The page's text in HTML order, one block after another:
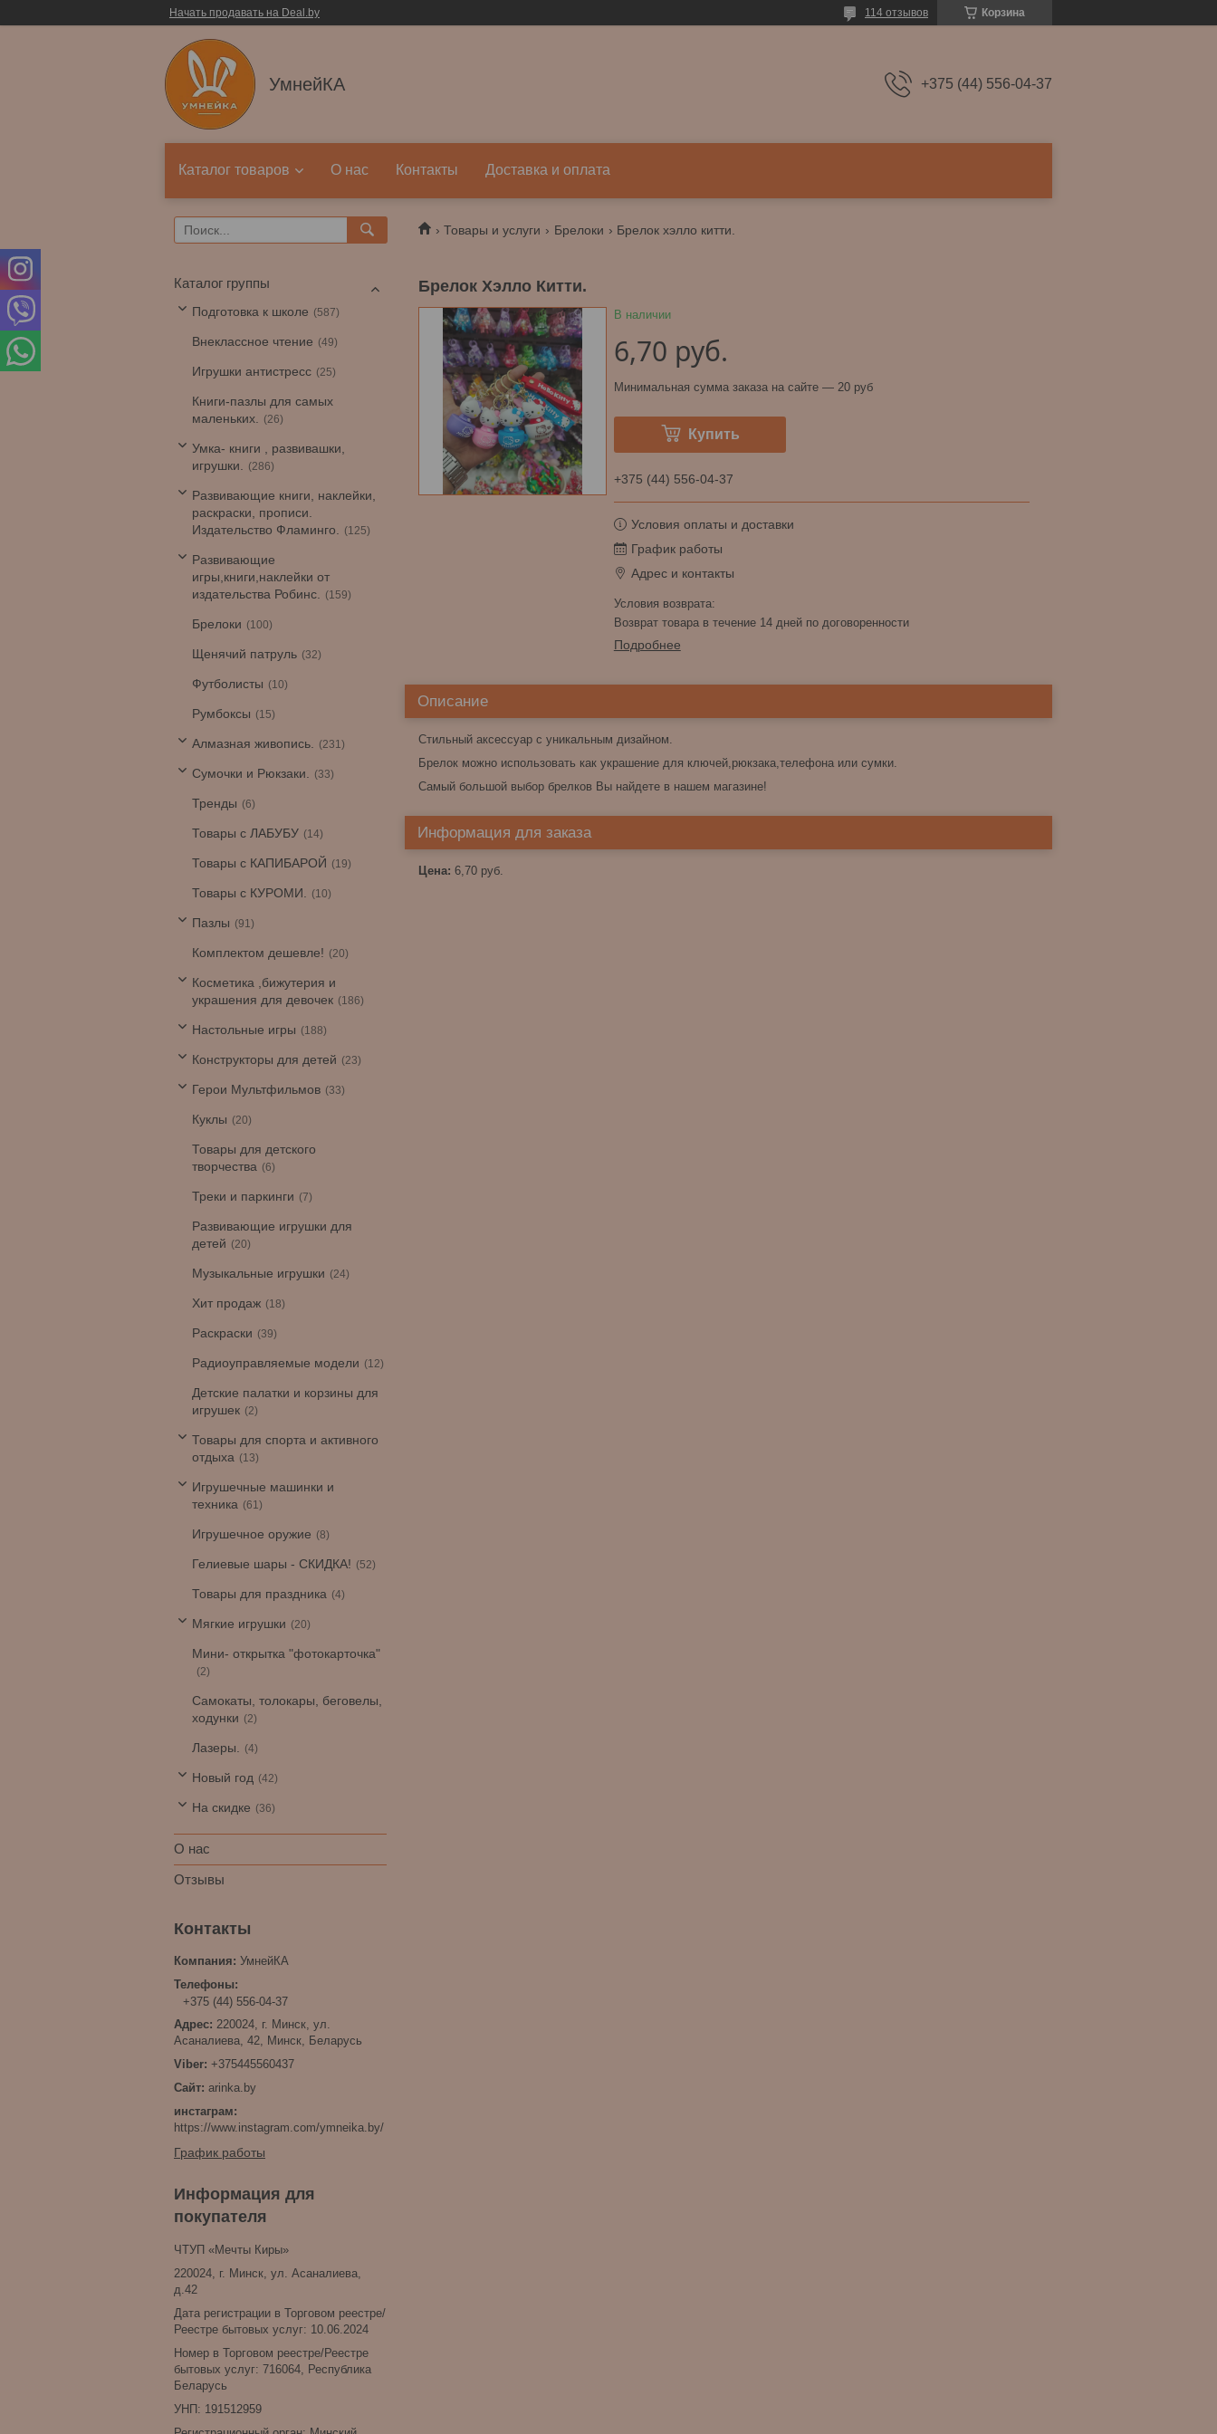
Начать продавать на Deal.by Корзина
114 отзывов
УмнейКА +375 (44) 556-04-37
Каталог товаров О нас Контакты Доставка и оплата
Товары и услуги Брелоки Брелок хэлло китти.
Брелок Хэлло Китти.
В наличии
6,70 руб.
Минимальная сумма заказа на сайте — 20 руб
Купить
+375 (44) 556-04-37
Условия оплаты и доставки
График работы
Адрес и контакты
возврат товара в течение 14 дней по договоренности
Подробнее
Описание
Стильный аксессуар с уникальным дизайном.
Брелок можно использовать как украшение для ключей,рюкзака,телефона или сумки.
Самый большой выбор брелков Вы найдете в нашем магазине!
Информация для заказа
Цена: 6,70 руб.
Каталог группы
Подготовка к школе 587
Внеклассное чтение 49
Игрушки антистресс 25
Книги-пазлы для самых
маленьких.
26
Умка- книги , развивашки,
игрушки.
286
Развивающие книги, наклейки,
раскраски, прописи.
Издательство Фламинго.
125
Развивающие
игры,книги,наклейки от
издательства Робинс.
159
Брелоки 100
Щенячий патруль 32
Футболисты 10
Румбоксы 15
Алмазная живопись. 231
Сумочки и Рюкзаки. 33
Тренды 6
Товары с ЛАБУБУ 14
Товары с КАПИБАРОЙ 19
Товары с КУРОМИ. 10
Пазлы 91
Комплектом дешевле! 20
Косметика ,бижутерия и
украшения для девочек
186
Настольные игры 188
Конструкторы для детей 23
Герои Мультфильмов 33
Куклы 20
Товары для детского
творчества
6
Треки и паркинги 7
Развивающие игрушки для
детей
20
Музыкальные игрушки 24
Хит продаж 18
Раскраски 39
Радиоуправляемые модели 12
Детские палатки и корзины для
игрушек
2
Товары для спорта и активного
отдыха
13
Игрушечные машинки и
техника
61
Игрушечное оружие 8
Гелиевые шары - СКИДКА! 52
Товары для праздника 4
Мягкие игрушки 20
Мини- открытка "фотокарточка"
2
Самокаты, толокары, беговелы,
ходунки
2
Лазеры. 4
Новый год 42
На скидке 36
О нас
Отзывы
УмнейКА
+375 (44) 556-04-37
220024, г. Минск, ул.
Асаналиева, 42, Минск, Беларусь
+375445560437
arinka.by
инстаграм
https://www.instagram.com/ymneika.by/
График работы
Информация для
покупателя
ЧТУП «Мечты Киры»
220024, г. Минск, ул. Асаналиева,
д.42
Дата регистрации в Торговом реестре/
Реестре бытовых услуг: 10.06.2024
Номер в Торговом реестре/Реестре
бытовых услуг: 716064, Республика
Беларусь
УНП: 191512959